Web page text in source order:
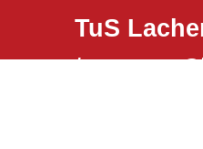
TuS
bewegen